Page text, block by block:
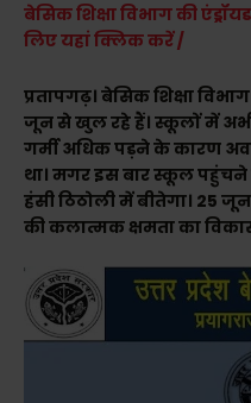
बेसिक शिक्षा विभाग की
लिए यहां क्लिक करें /
प्रतापगढ़। बेसिक शिक्षा
जून से खुल रहे हैं। स्कूलों में
गर्मी अधिक पड़ने के कारण
था। मगर इस बार स्कूल पहुंचने
हंसी ठिठोली में बीतेगा। 25
की कलात्मक क्षमता का